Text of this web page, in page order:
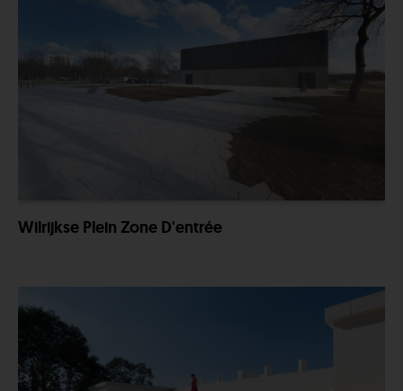
Wilrijkse Plein Zone D'entrée